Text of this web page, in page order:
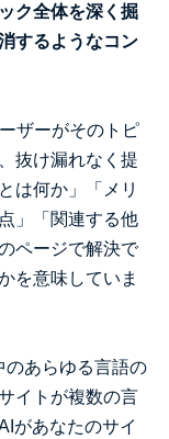
ック全体を深く掘
するようなコン
ザーがそのトピ
抜け漏れなく提
は何か」「メリ
」「関連する他
ページで解決で
を意味していま
のあらゆる言語の
イトが複数の言
があなたのサイ